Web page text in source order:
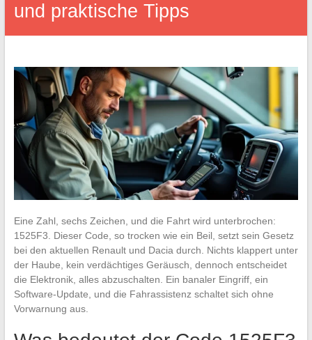
und praktische Tipps
Eine Zahl, sechs Zeichen, und die Fahrt wird unterbrochen:
1525F3. Dieser Code, so trocken wie ein Beil, setzt sein Gesetz
bei den aktuellen Renault und Dacia durch. Nichts klappert unter
der Haube, kein verdächtiges Geräusch, dennoch entscheidet
die Elektronik, alles abzuschalten. Ein banaler Eingriff, ein
Software-Update, und die Fahrassistenz schaltet sich ohne
Vorwarnung aus.